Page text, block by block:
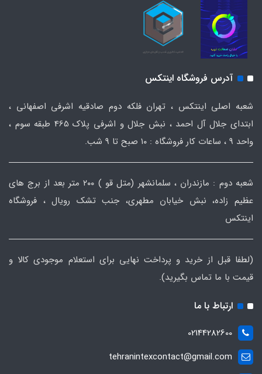
آدرس فروشگاه اینتکس
شعبه اصلی اینتکس ، تهران فلکه دوم صادقیه اشرفی اصفهانی ،
ابتدای جلال آل احمد ، نبش جلال و اشرفی پلاک 465 طبقه سوم ،
واحد ۹ ، ساعات کار فروشگاه : ۱۰ صبح تا ۹ شب.
شعبه دوم : مازندران ، سلمانشهر (متل قو ) ۲۰۰ متر بعد از برج های
عظیم زاده، نبش خیابان مطهری، جنب تشک رویال ، فروشگاه
اینتکس
(لطفا قبل از خرید و پرداخت نهایی برای استعلام موجودی کالا و
قیمت با ما تماس بگیرید).
ارتباط با ما
02144282600
tehranintexcontact@gmail.com